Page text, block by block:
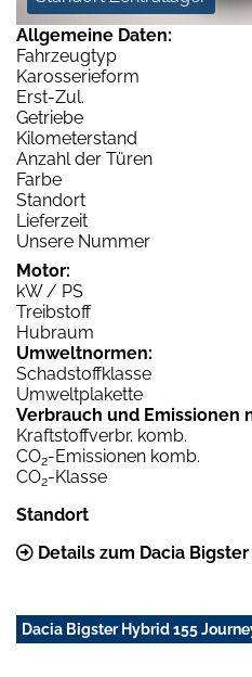
Allgemeine Daten:
Fahrzeugtyp
Karosserieform
Erst-Zul.
Getriebe
Kilometerstand
Anzahl der Türen
Farbe
Standort
Lieferzeit
Unsere Nummer
Motor:
kW / PS
Treibstoff
Hubraum
Umweltnormen:
Schadstoffklasse
Umweltplakette
Verbrauch und Emissionen
Kraftstoffverbr. komb.
CO2-Emissionen komb.
CO2-Klasse
Standort
Details zum Dacia
Dacia Bigster Hybrid 155